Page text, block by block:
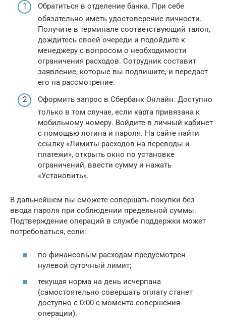
Обратиться в отделение банка. При себе
обязательно иметь удостоверение личности.
Получите в терминале соответствующий талон,
дождитесь своей очереди и подойдите к
менеджеру с вопросом о необходимости
ограничения расходов. Сотрудник составит
заявление, которые вы подпишите, и передаст
его на рассмотрение.
Оформить запрос в Сбербанк Онлайн. Доступно
только в том случае, если карта привязана к
мобильному номеру. Войдите в личный кабинет
с помощью логина и пароля. На сайте найти
ссылку «Лимиты расходов на переводы и
платежи», открыть окно по установке
ограничений, ввести сумму и нажать
«Установить».
В дальнейшем вы сможете совершать покупки без
ввода пароля при соблюдении предельной суммы.
Подтверждение операций в службе поддержки может
потребоваться, если:
по финансовым расходам предусмотрен
нулевой суточный лимит;
текущая норма на день исчерпана
(самостоятельно совершать оплату станет
доступно с 0:00 с момента совершения
операции).